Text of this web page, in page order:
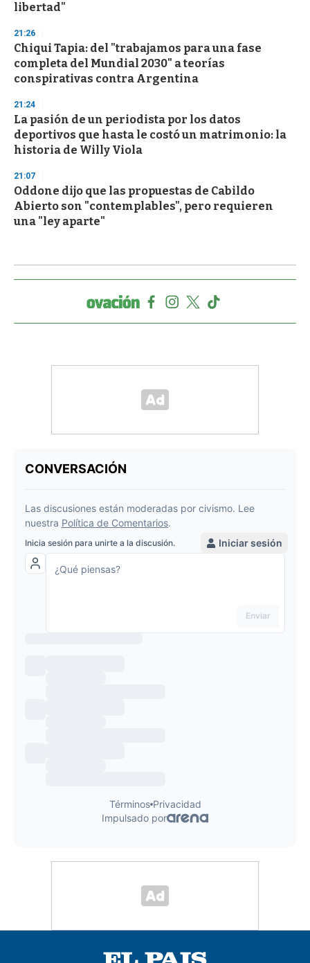
libertad"
21:26
Chiqui Tapia: del "trabajamos para una fase
completa del Mundial 2030" a teorías
conspirativas contra Argentina
21:24
La pasión de un periodista por los datos
deportivos que hasta le costó un matrimonio: la
historia de Willy Viola
21:07
Oddone dijo que las propuestas de Cabildo
Abierto son "contemplables", pero requieren
una "ley aparte"